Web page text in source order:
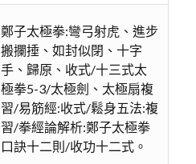
鄭子太極拳:彎弓射虎、進步
搬攔捶、如封似閉、十字
手、歸原、收式/十三式太
極拳5-3/太極劍、太極扇複
習/易筋經:收式/鬆身五法:複
習/拳經論解析:鄭子太極拳
口訣十二則/收功十二式。